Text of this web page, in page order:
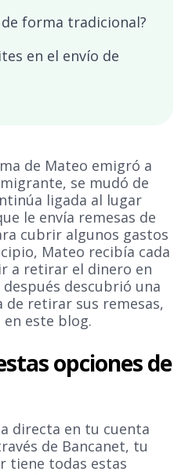
forma tradicional?
en el envío de
de Mateo emigró a
se mudó de
ligada al lugar
le envía remesas de
cubrir algunos gastos
Mateo recibía cada
a retirar el dinero en
descubrió una
de retirar sus remesas,
este blog.
opciones de
directa en tu cuenta
de Bancanet, tu
tiene todas estas